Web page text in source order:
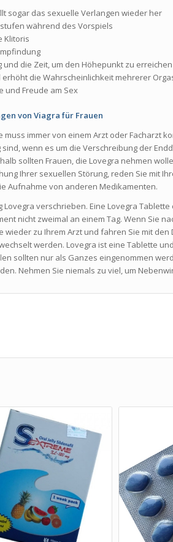
sogar das sexuelle Verlangen wieder her
während des Vorspiels
Klitoris
und die Zeit, um den Höhepunkt zu erreichen
die Wahrscheinlichkeit mehrerer
und Freude am Sex
von Viagra für Frauen
muss immer von einem Arzt oder Facharzt
wenn es um die Verschreibung der
sollten Frauen, die Lovegra nehmen
Ihrer sexuellen Störung, reden Sie mit
Aufnahme von anderen Medikamenten.
Lovegra verschrieben. Eine Lovegra
nicht zweimal an einem Tag. Wenn Sie
wieder zu Ihrem Arzt und fahren Sie mit
werden. Lovegra ist eine Tablette
sollten nur als Ganzes eingenommen
Nehmen Sie niemals zu viel, um